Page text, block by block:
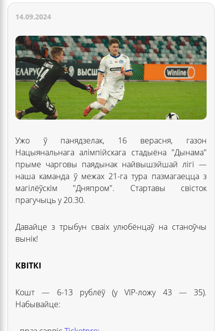
14.09.2024
Ужо ў панядзелак, 16 верасня, газон
Нацыянальнага алімпійскага стадыёна "Дынама"
прыме чарговы паядынак найвышэйшай лігі —
наша каманда ў межах 21-га тура пазмагаецца з
магілёўскім "Дняпром". Стартавы свісток
прагучыць у 20.30.
Давайце з трыбун сваіх улюбёнцаў на станоўчы
вынік!
КВІТКІ
Кошт — 6-13 рублёў (у VIP-ложу 43 — 35).
Набывайце: